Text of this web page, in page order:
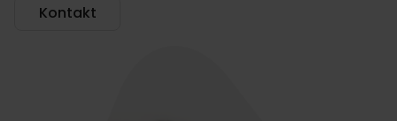
Kontakt